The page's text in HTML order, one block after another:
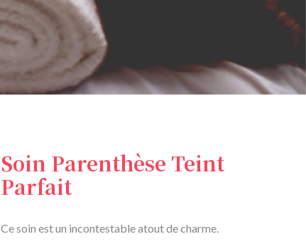
Soin Parenthèse Teint
Parfait
Ce soin est un incontestable atout de charme.